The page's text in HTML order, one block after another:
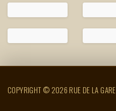
COPYRIGHT © 2026 RUE DE LA GARE